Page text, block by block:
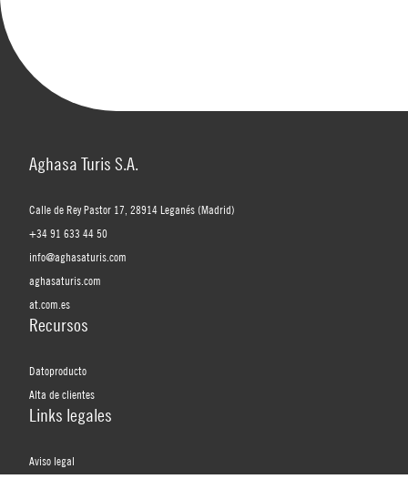
Aghasa Turis S.A.
Calle de Rey Pastor 17, 28914 Leganés (Madrid)
+34 91 633 44 50
info@aghasaturis.com
aghasaturis.com
at.com.es
Recursos
Datoproducto
Alta de clientes
Links legales
Aviso legal